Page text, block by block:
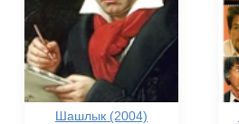
Шашлык (2004)